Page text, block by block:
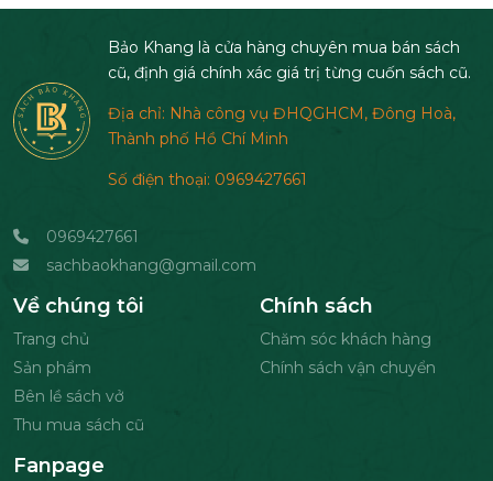
Bảo Khang là cửa hàng chuyên mua bán sách
cũ, định giá chính xác giá trị từng cuốn sách cũ.
Địa chỉ: Nhà công vụ ĐHQGHCM, Đông Hoà,
Thành phố Hồ Chí Minh
Số điện thoại: 0969427661
0969427661
sachbaokhang@gmail.com
Về chúng tôi
Trang chủ
Sản phẩm
Bên lề sách vở
Thu mua sách cũ
Chính sách
Chăm sóc khách hàng
Chính sách vận chuyển
Fanpage